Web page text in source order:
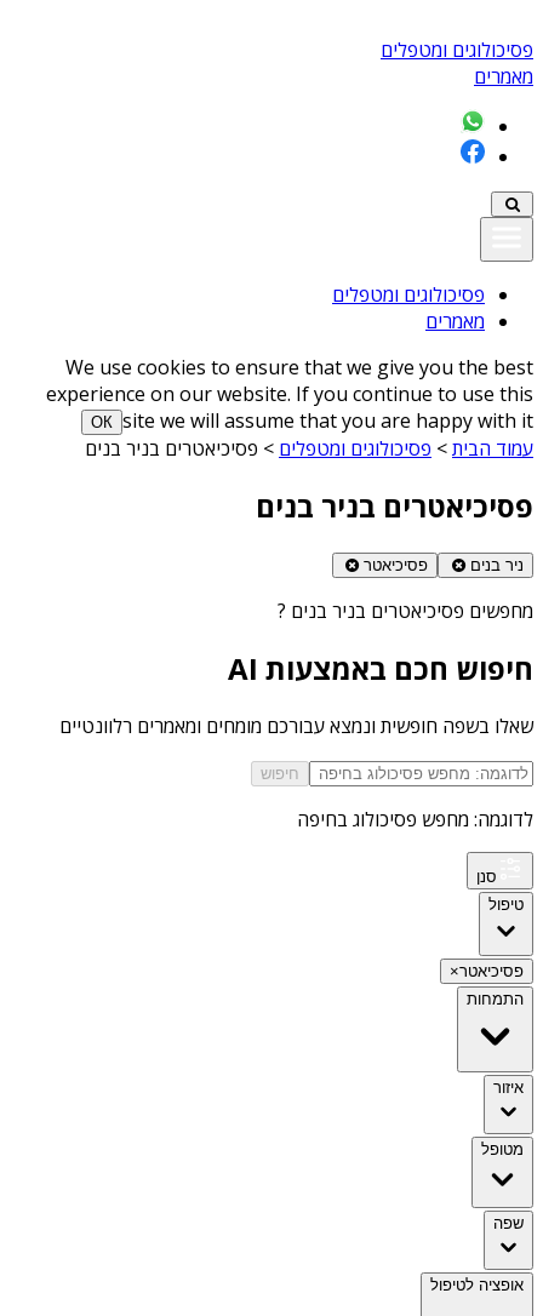
פסיכולוגים ומטפלים
מאמרים
פסיכולוגים ומטפלים
מאמרים
We use cookies to ensure that we give you the best
experience on our website. If you continue to use this
site we will assume that you are happy with it
ОК
עמוד הבית> פסיכולוגים ומטפלים > פסיכיאטרים בניר בנים
פסיכיאטרים בניר בנים
ניר בנים פסיכיאטר
מחפשים פסיכיאטרים בניר בנים ?
חיפוש חכם באמצעות AI
שאלו בשפה חופשית ונמצא עבורכם מומחים ומאמרים רלוונטיים
חיפוש
לדוגמה: מחפש פסיכולוג בחיפה
סנן
טיפול
פסיכיאטר×
התמחות
איזור
מטופל
שפה
אופציה לטיפול